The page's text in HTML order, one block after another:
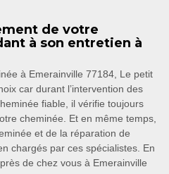
de votre
à son entretien à
à Emerainville 77184, Le petit
car durant l’intervention des
fiable, il vérifie toujours
cheminée. Et en même temps,
et de la réparation de
chargés par ces spécialistes. En
de chez vous à Emerainville